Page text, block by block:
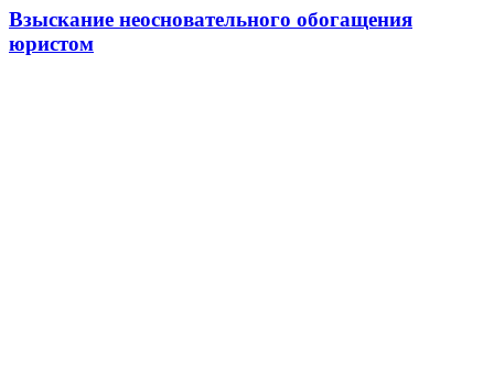
Взыскание неосновательного обогащения
юристом